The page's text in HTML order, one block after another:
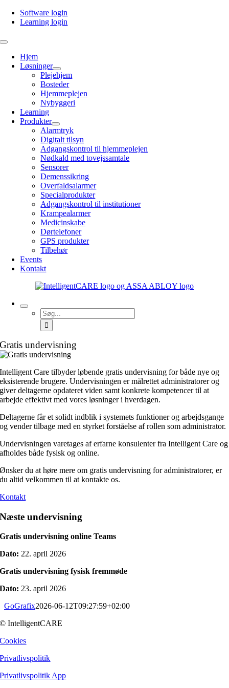
Skip
Software login
Learning login
Toggle
Navigation
Hjem
Løsninger
Plejehjem
Bosteder
Hjemmeplejen
Nybyggeri
Learning
Produkter
Alarmtryk
Digitalt tilsyn
Adgangskontrol til hjemmeplejen
Nødkald med tovejssamtale
Sensorer
Demenssikring
Overfaldsalarmer
Specialprodukter
Adgangskontrol til institutioner
Krampealarmer
Medicinskabe
Dørtelefoner
GPS produkter
Tilbehør
Events
Kontakt
Søg
efter:
Gratis undervisning
Intelligent Care tilbyder løbende gratis undervisning for både nye og
eksisterende brugere. Undervisningen er målrettet administratorer og
giver deltagerne opdateret viden samt konkrete kompetencer til at
arbejde effektivt med vores løsninger i hverdagen.
Deltagerne får et solidt indblik i systemets funktioner og arbejdsgange
og vender tilbage med en styrket forståelse af rollen som administrator.
Undervisningen varetages af erfarne konsulenter fra Intelligent Care og
afholdes både fysisk og online.
Ønsker du at høre mere om gratis undervisning for administratorer, er
du altid velkommen til at kontakte os.
Kontakt
Næste undervisning
Gratis undervisning online Teams
Dato:22. april 2026
Gratis undervisning fysisk fremmøde
Dato: 23. april 2026
GoGrafix2026-06-12T09:27:59+02:00
© IntelligentCARE
Cookies
Privatlivspolitik
Privatlivspolitik App